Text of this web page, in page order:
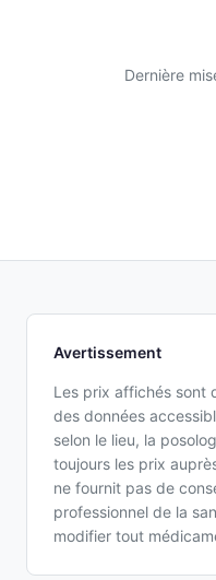
Dernière
Avertissement
Les prix affichés sont
des données
selon le lieu, la
toujours les prix
ne fournit pas de
professionnel de la
modifier tout